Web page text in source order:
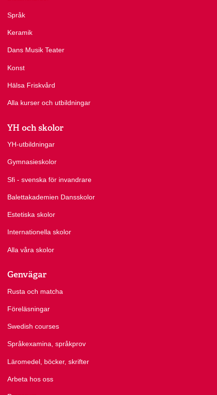
Språk
Keramik
Dans Musik Teater
Konst
Hälsa Friskvård
Alla kurser och utbildningar
YH och skolor
YH-utbildningar
Gymnasieskolor
Sfi - svenska för invandrare
Balettakademien Dansskolor
Estetiska skolor
Internationella skolor
Alla våra skolor
Genvägar
Rusta och matcha
Föreläsningar
Swedish courses
Språkexamina, språkprov
Läromedel, böcker, skrifter
Arbeta hos oss